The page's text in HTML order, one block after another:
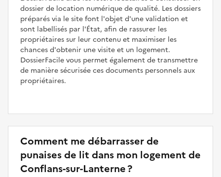
dossier de location numérique de qualité. Les dossiers
préparés via le site font l'objet d'une validation et
sont labellisés par l'État, afin de rassurer les
propriétaires sur leur contenu et maximiser les
chances d'obtenir une visite et un logement.
DossierFacile vous permet également de transmettre
de manière sécurisée ces documents personnels aux
propriétaires.
Comment me débarrasser de
punaises de lit dans mon logement de
Conflans-sur-Lanterne ?